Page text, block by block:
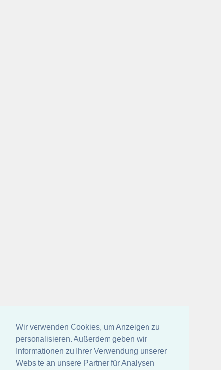
Wir verwenden Cookies, um Anzeigen zu
personalisieren. Außerdem geben wir
Informationen zu Ihrer Verwendung unserer
Website an unsere Partner für Analysen